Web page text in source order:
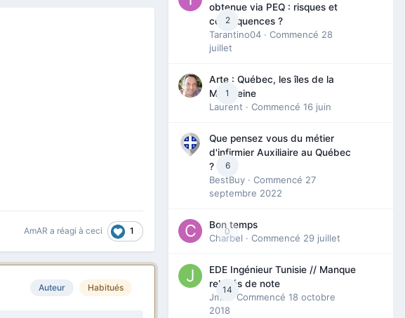
AmAR a réagi à ceci 1
Auteur Habitués
2
obtenue via PEQ : risques et
conséquences ?
Tarantino04 · Commencé 28
juillet
1
Arte : Québec, les îles de la
Madeleine
Laurent · Commencé 16 juin
6
Que pensez vous du métier
d'infirmier Auxiliaire au Québec
?
BestBuy · Commencé 27
septembre 2022
0
Bon temps
Charbel · Commencé 29 juillet
14
EDE Ingénieur Tunisie // Manque
relevés de note
Jmili
· Commencé 18 octobre
2018